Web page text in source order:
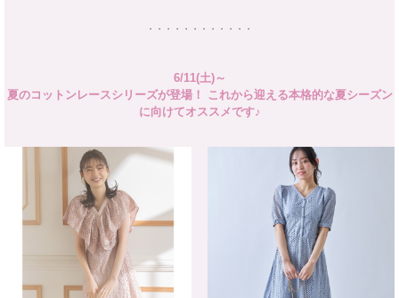
・・・・・・・・・・・・
6/11(土)～
夏のコットンレースシリーズが登場！ これから迎える本格的な夏シーズン
に向けてオススメです♪